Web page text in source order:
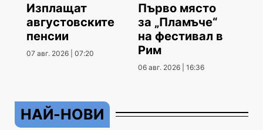
Изплащат
августовските
пенсии
07 авг. 2026 | 07:20
Първо място
за „Пламъче“
на фестивал в
Рим
06 авг. 2026 | 16:36
НАЙ-НОВИ